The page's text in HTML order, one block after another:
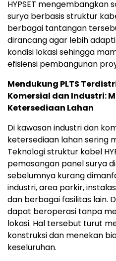
HYPSET mengembangkan
surya berbasis struktur
berbagai tantangan
dirancang agar lebih
kondisi lokasi sehingga
efisiensi pembangunan
Mendukung PLTS
Komersial dan Industri:
Ketersediaan Lahan
Di kawasan industri dan
ketersediaan lahan sering
Teknologi struktur kabel
pemasangan panel surya
sebelumnya kurang
industri, area parkir,
dan berbagai fasilitas lain.
dapat beroperasi tanpa
lokasi. Hal tersebut turut
konstruksi dan menekan
keseluruhan.